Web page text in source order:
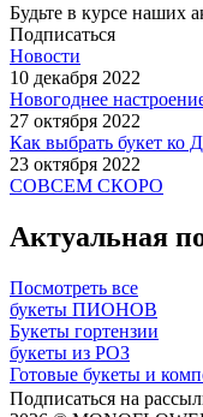
Будьте в курсе наших
Подписаться
Новости
10 декабря 2022
Новогоднее
27 октября 2022
Как выбрать букет ко
23 октября 2022
СОВСЕМ СКОРО
Актуальная
Посмотреть все
букеты ПИОНОВ
Букеты гортензии
букеты из РОЗ
Готовые букеты и
Подписаться на